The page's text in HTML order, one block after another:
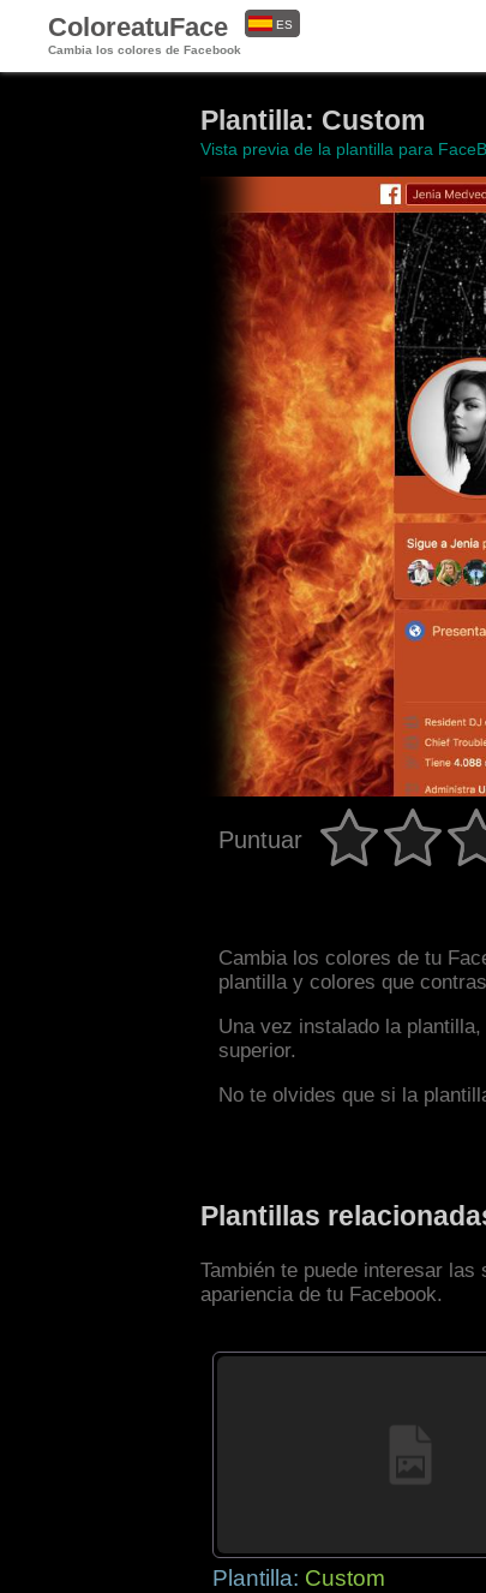
ColoreatuFace
Cambia los colores de Facebook
ES
Plantilla: Custom
Vista previa de la plantilla para
Puntuar
Cambia los colores de tu
plantilla y colores que
Una vez instalado la
superior.
No te olvides que si la
Plantillas
También te puede interesar
apariencia de tu Facebook.
Plantilla: Custom